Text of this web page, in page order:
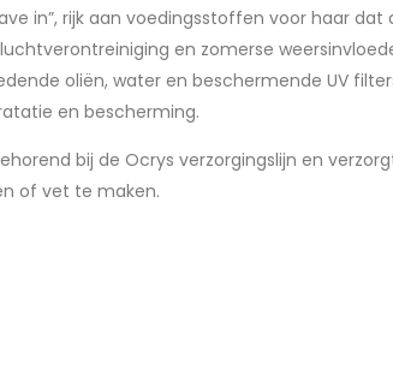
in”, rijk aan voedingsstoffen voor haar dat
en zomerse
oliën, water en beschermende UV
en bescherming.
bij de Ocrys verzorgingslijn en
of vet te maken.